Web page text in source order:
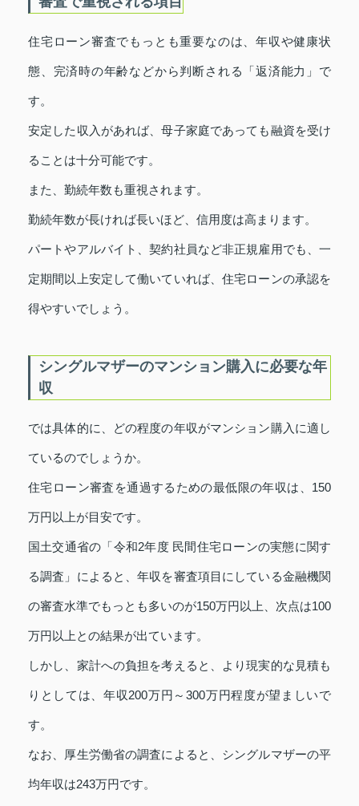
住宅ローン審査でもっとも重要なのは、年収や健康状
態、完済時の年齢などから判断される「返済能力」で
す。
安定した収入があれば、母子家庭であっても融資を受け
ることは十分可能です。
また、勤続年数も重視されます。
勤続年数が長ければ長いほど、信用度は高まります。
パートやアルバイト、契約社員など非正規雇用でも、一
定期間以上安定して働いていれば、住宅ローンの承認を
得やすいでしょう。
シングルマザーのマンション購入に必要な年
収
では具体的に、どの程度の年収がマンション購入に適し
ているのでしょうか。
住宅ローン審査を通過するための最低限の年収は、150
万円以上が目安です。
国土交通省の「令和2年度 民間住宅ローンの実態に関す
る調査」によると、年収を審査項目にしている金融機関
の審査水準でもっとも多いのが150万円以上、次点は100
万円以上との結果が出ています。
しかし、家計への負担を考えると、より現実的な見積も
りとしては、年収200万円～300万円程度が望ましいで
す。
なお、厚生労働省の調査によると、シングルマザーの平
均年収は243万円です。